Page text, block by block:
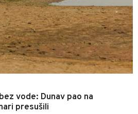
vode: Dunav pao na
presušili